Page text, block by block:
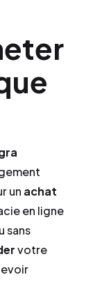
un achat
en ligne
sans
votre